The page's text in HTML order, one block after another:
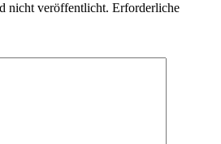
nicht veröffentlicht. Erforderliche